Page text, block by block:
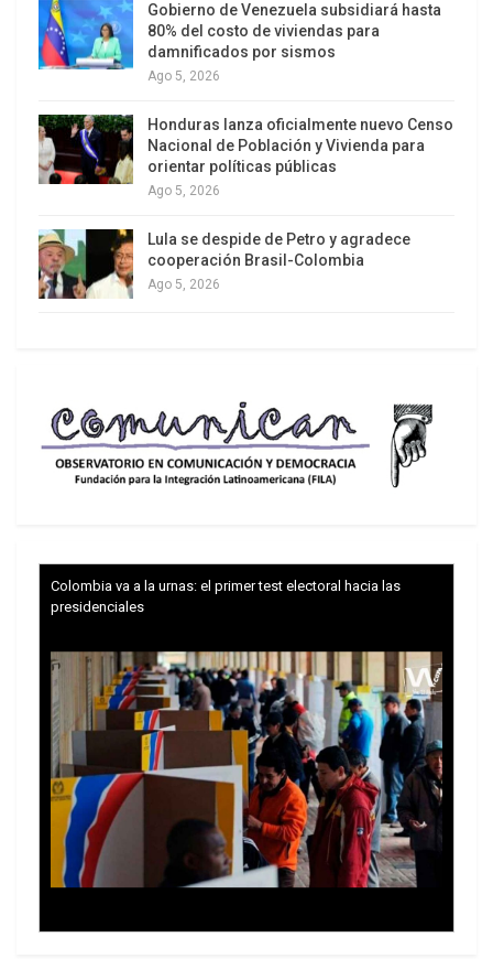
millones de pies cúbicos de gas al aire libre. El
presidente Rafael Correa difundió que ese
desastre supera 85 veces al derrame de British
desastre de Exxon Valdez, en las costas de
Alaska.
Gobierno de Venezuela subsidiará hasta
80% del costo de viviendas para
damnificados por sismos
Ago 5, 2026
Honduras lanza oficialmente nuevo Censo
Nacional de Población y Vivienda para
orientar políticas públicas
Ago 5, 2026
Lula se despide de Petro y agradece
cooperación Brasil-Colombia
Ago 5, 2026
Colombia va a la urnas: el primer test electoral hacia las
presidenciales